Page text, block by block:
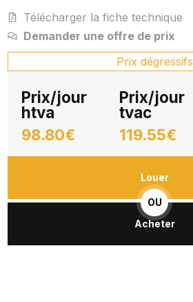
Télécharger la fiche technique
Demander une offre de prix
Prix dégressifs
Prix/jour
htva
98.80€
Prix/jour
tvac
119.55€
Louer
OU
Acheter